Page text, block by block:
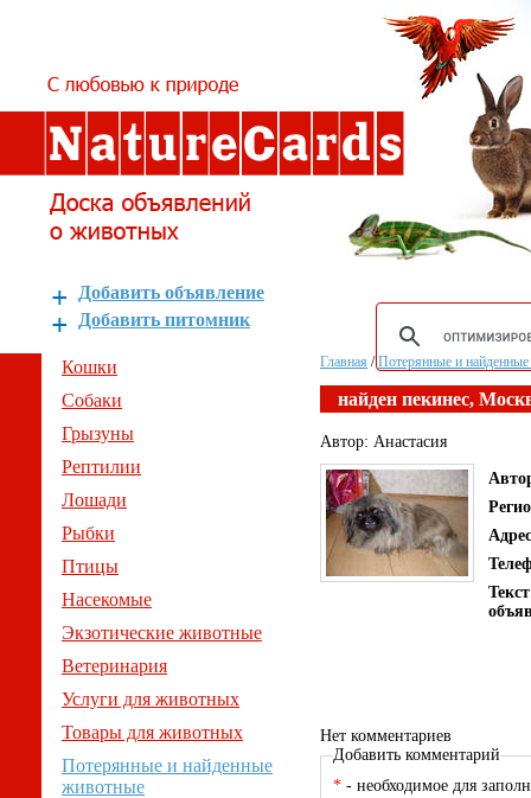
Добавить объявление
Добавить питомник
Кошки
Собаки
Грызуны
Рептилии
Лошади
Рыбки
Птицы
Насекомые
Экзотические животные
Ветеринария
Услуги для животных
Товары для животных
Потерянные и найденные
животные
Главная /Потерянные и
найден пекинес,
Автор: Анастасия
Адрес
Текст
Нет комментариев
Добавить комментарий
* - необходимое для